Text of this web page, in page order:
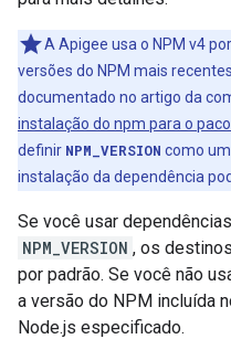
A Apigee usa o NPM v4
versões do NPM mais
documentado no artigo da
instalação do npm para o
definir NPM_VERSION como
instalação da dependência
Se você usar
NPM_VERSION , os
por padrão. Se você não
a versão do NPM incluída
Node.js especificado.